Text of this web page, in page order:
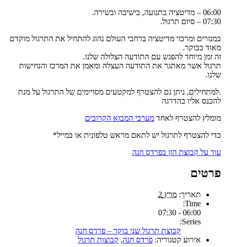
06:00 – מדיטציה בתנועה, בישיבה ובשירה.
07:30 – סיום תרגול.
במנזרים ומרכזי מדיטציה ברחבי העולם נהוג להתחיל את התרגול מוקדם
מאוד בבוקר.
זה זמן מיוחד להפגש עם התודעה הצלולה שלנו.
תרגול אשר מאתגר את התודעה העצלה ומאמן את המרכז והנחישות
שלנו.
.למתחילים, ניתן גם להצטרף למקטעים מסויימים של התרגול על מנת
להכנס אליו בהדרגה
מומלץ להצטרף לאחד מערבי המבוא הקרובים
כדי להצטרף לתרגול יש לתאם מראש טלפונית או במייל*
עוד על קבוצת הזן בפרדס חנה
פרטים
תאריך: מרץ 2
Time:
06:00 - 07:30
Series:
קבוצת תרגול שני בוקר – פרדס חנה
אירוע קטגוריה: פרדס חנה, קבוצות תרגול